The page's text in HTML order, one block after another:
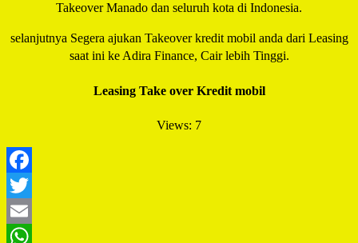
Takeover Manado dan seluruh kota di Indonesia.
selanjutnya Segera ajukan Takeover kredit mobil anda dari Leasing
saat ini ke Adira Finance, Cair lebih Tinggi.
Leasing Take over Kredit mobil
Views: 7